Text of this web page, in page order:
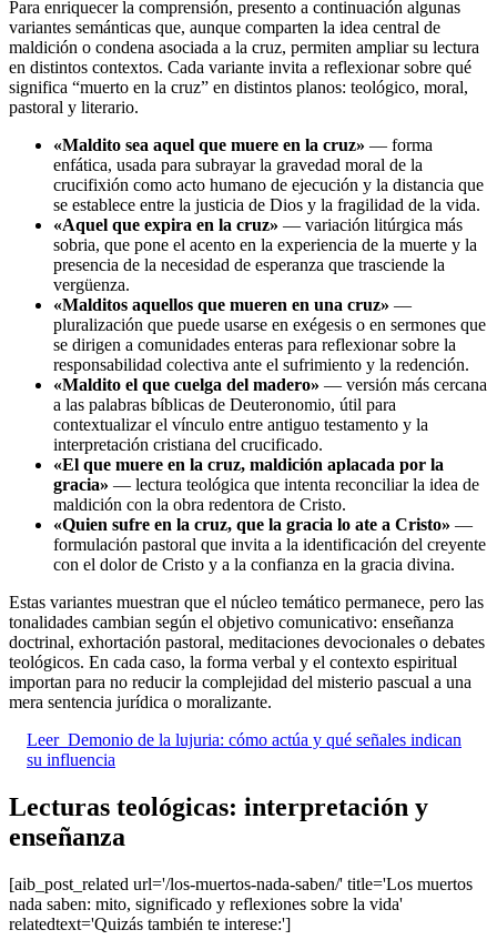
Para enriquecer la comprensión, presento a continuación algunas
variantes semánticas que, aunque comparten la idea central de
maldición o condena asociada a la cruz, permiten ampliar su lectura
en distintos contextos. Cada variante invita a reflexionar sobre qué
significa “muerto en la cruz” en distintos planos: teológico, moral,
pastoral y literario.
«Maldito sea aquel que muere en la cruz» — forma
enfática, usada para subrayar la gravedad moral de la
crucifixión como acto humano de ejecución y la distancia que
se establece entre la justicia de Dios y la fragilidad de la vida.
«Aquel que expira en la cruz» — variación litúrgica más
sobria, que pone el acento en la experiencia de la muerte y la
presencia de la necesidad de esperanza que trasciende la
vergüenza.
«Malditos aquellos que mueren en una cruz» —
pluralización que puede usarse en exégesis o en sermones que
se dirigen a comunidades enteras para reflexionar sobre la
responsabilidad colectiva ante el sufrimiento y la redención.
«Maldito el que cuelga del madero» — versión más cercana
a las palabras bíblicas de Deuteronomio, útil para
contextualizar el vínculo entre antiguo testamento y la
interpretación cristiana del crucificado.
«El que muere en la cruz, maldición aplacada por la
gracia» — lectura teológica que intenta reconciliar la idea de
maldición con la obra redentora de Cristo.
«Quien sufre en la cruz, que la gracia lo ate a Cristo» —
formulación pastoral que invita a la identificación del creyente
con el dolor de Cristo y a la confianza en la gracia divina.
Estas variantes muestran que el núcleo temático permanece, pero las
tonalidades cambian según el objetivo comunicativo: enseñanza
doctrinal, exhortación pastoral, meditaciones devocionales o debates
teológicos. En cada caso, la forma verbal y el contexto espiritual
importan para no reducir la complejidad del misterio pascual a una
mera sentencia jurídica o moralizante.
Leer Demonio de la lujuria: cómo actúa y qué señales indican
su influencia
Lecturas teológicas: interpretación y
enseñanza
[aib_post_related url='/los-muertos-nada-saben/' title='Los muertos
nada saben: mito, significado y reflexiones sobre la vida'
relatedtext='Quizás también te interese:']